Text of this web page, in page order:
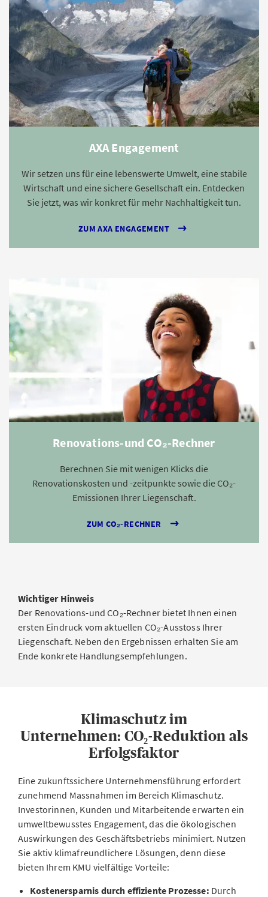
AXA Engagement
Wir setzen uns für eine lebenswerte Umwelt, eine stabile
Wirtschaft und eine sichere Gesellschaft ein. Entdecken
Sie jetzt, was wir konkret für mehr Nachhaltigkeit tun.
ZUM AXA ENGAGEMENT
Renovations-und CO₂-Rechner
Berechnen Sie mit wenigen Klicks die
Renovationskosten und -zeitpunkte sowie die CO₂-
Emissionen Ihrer Liegenschaft.
ZUM CO₂-RECHNER
Wichtiger Hinweis
Der Renovations-und CO₂-Rechner bietet Ihnen einen
ersten Eindruck vom aktuellen CO₂-Ausstoss Ihrer
Liegenschaft. Neben den Ergebnissen erhalten Sie am
Ende konkrete Handlungsempfehlungen.
Klimaschutz im
Unternehmen: CO₂-Reduktion als
Erfolgsfaktor
Eine zukunftssichere Unternehmensführung erfordert
zunehmend Massnahmen im Bereich Klimaschutz.
Investorinnen, Kunden und Mitarbeitende erwarten ein
umweltbewusstes Engagement, das die ökologischen
Auswirkungen des Geschäftsbetriebs minimiert. Nutzen
Sie aktiv klimafreundlichere Lösungen, denn diese
bieten Ihrem KMU vielfältige Vorteile:
Kostenersparnis durch effiziente Prozesse: Durch